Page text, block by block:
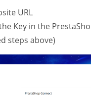
URL
Key in the
steps above)